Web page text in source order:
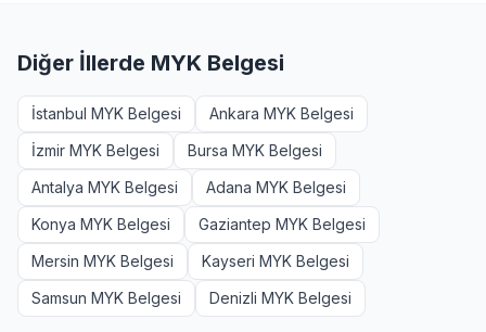
Diğer İllerde MYK Belgesi
İstanbul MYK Belgesi
Ankara MYK Belgesi
İzmir MYK Belgesi
Bursa MYK Belgesi
Antalya MYK Belgesi
Adana MYK Belgesi
Konya MYK Belgesi
Gaziantep MYK Belgesi
Mersin MYK Belgesi
Kayseri MYK Belgesi
Samsun MYK Belgesi
Denizli MYK Belgesi